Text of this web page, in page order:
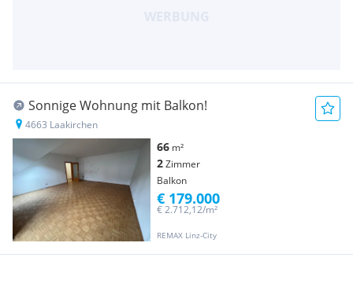
Sonnige Wohnung mit Balkon!
4663 Laakirchen
66 m²
2Zimmer
Balkon
REMAX Linz-City
€ 2.712,12/m²
€ 179.000